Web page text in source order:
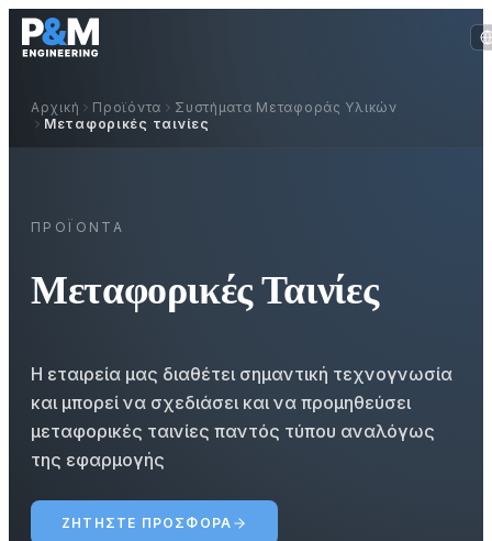
Αρχική Προϊόντα
Συστήματα Μεταφοράς Υλικών
Μεταφορικές ταινίες
ΠΡΟΪΌΝΤΑ
Μεταφορικές Ταινίες
Η εταιρεία μας διαθέτει σημαντική τεχνογνωσία
και μπορεί να σχεδιάσει και να προμηθεύσει
μεταφορικές ταινίες παντός τύπου αναλόγως
της εφαρμογής
ΖΗΤΉΣΤΕ ΠΡΟΣΦΟΡΆ